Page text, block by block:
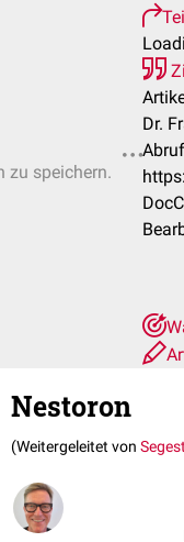
zu speichern.
Dr.
Nestoron
(Weitergeleitet von